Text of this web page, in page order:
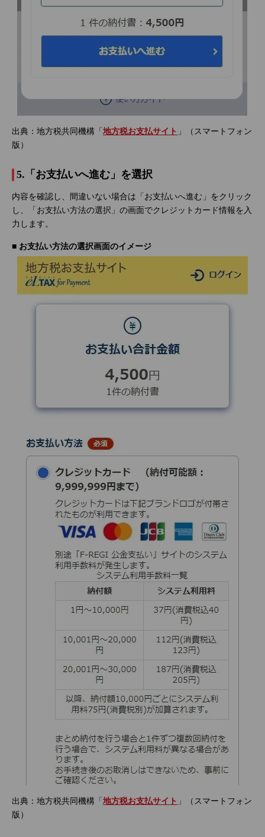
出典：地方税共同機構「 地方税お支払サイト 」（スマートフォン
版）
5.「お支払いへ進む」を選択
内容を確認し、間違いない場合は「お支払いへ進む」をクリック
し、「お支払い方法の選択」の画面でクレジットカード情報を入
力します。
■ お支払い方法の選択画面のイメージ
出典：地方税共同機構「 地方税お支払サイト 」（スマートフォン
版）